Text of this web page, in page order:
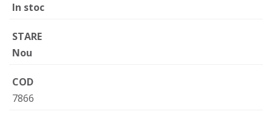
In stoc
STARE
Nou
COD
7866